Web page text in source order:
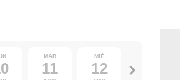
MAR
11
MIÉ
12